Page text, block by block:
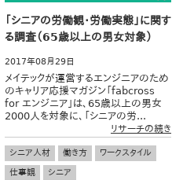
「シニアの労働観・労働実態」に関す
る調査（65歳以上の男女対象）
2017年08月29日
メイテックが運営するエンジニアのため
のキャリア応援マガジン「fabcross
for エンジニア」は、65歳以上の男女
2000人を対象に、「シニアの労...
リサーチの続き
シニア人材 働き方
ワークスタイル
仕事観
シニア